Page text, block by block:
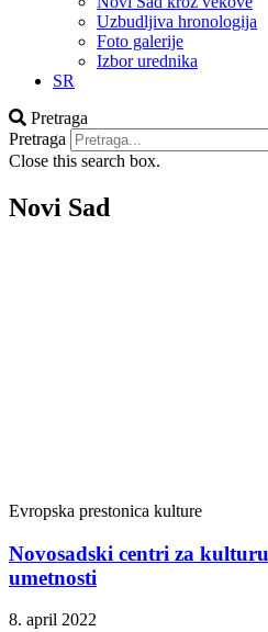
Uzbudljiva hronologija
Foto galerije
Izbor urednika
SR
Pretraga
Pretraga
Close this search box.
Novi Sad
Evropska prestonica kulture
Novosadski centri za
umetnosti
8. april 2022